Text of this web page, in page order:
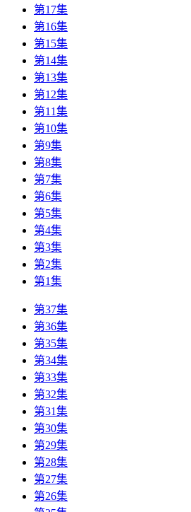
第17集
第16集
第15集
第14集
第13集
第12集
第11集
第10集
第9集
第8集
第7集
第6集
第5集
第4集
第3集
第2集
第1集
第37集
第36集
第35集
第34集
第33集
第32集
第31集
第30集
第29集
第28集
第27集
第26集